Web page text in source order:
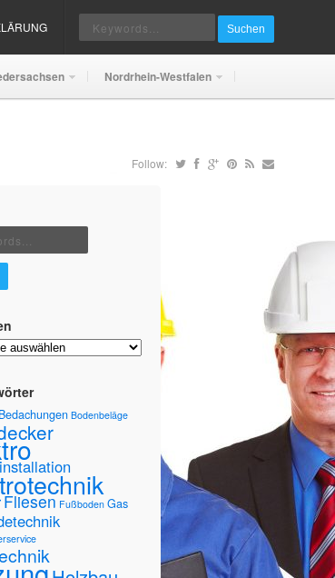
Suchen
Nordrhein-Westfalen
Follow:
Bedachungen Bodenbeläge
Fliesen Fußboden Gas